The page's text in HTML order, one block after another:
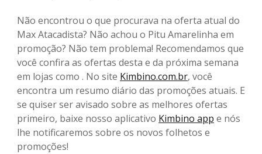
Não encontrou o que procurava na oferta atual do
Max Atacadista? Não achou o Pitu Amarelinha em
promoção? Não tem problema! Recomendamos que
você confira as ofertas desta e da próxima semana
em lojas como . No site Kimbino.com.br, você
encontra um resumo diário das promoções atuais. E
se quiser ser avisado sobre as melhores ofertas
primeiro, baixe nosso aplicativo Kimbino app e nós
lhe notificaremos sobre os novos folhetos e
promoções!